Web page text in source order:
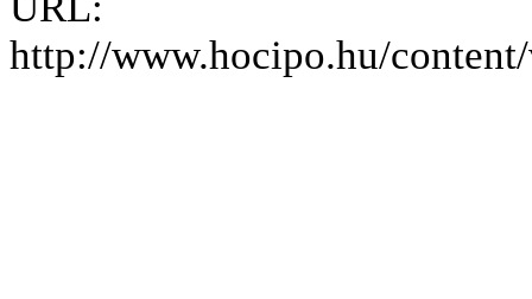
http://www.hocipo.hu/